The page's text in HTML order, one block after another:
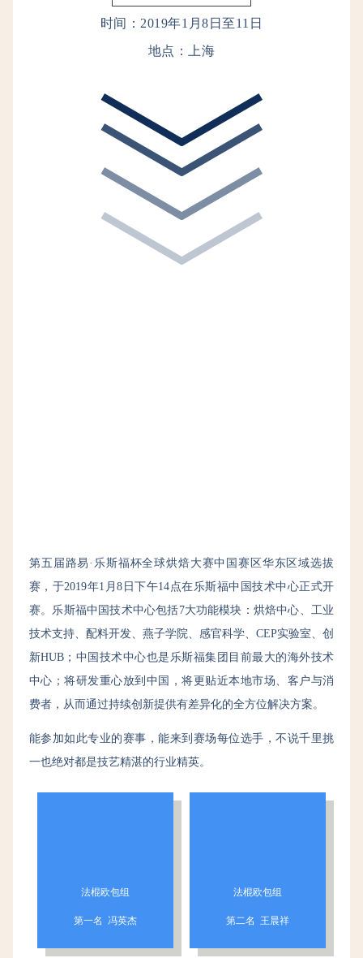
时间：2019年1月8日至11日
地点：上海
第五届路易·乐斯福杯全球烘焙大赛中国赛区华东区域选拔
赛，于2019年1月8日下午14点在乐斯福中国技术中心正式开
赛。乐斯福中国技术中心包括7大功能模块：烘焙中心、工业
技术支持、配料开发、燕子学院、感官科学、CEP实验室、创
新HUB；中国技术中心也是乐斯福集团目前最大的海外技术
中心；将研发重心放到中国，将更贴近本地市场、客户与消
费者，从而通过持续创新提供有差异化的全方位解决方案。
能参加如此专业的赛事，能来到赛场每位选手，不说千里挑
一也绝对都是技艺精湛的行业精英。
法棍欧包组
第一名 冯英杰
法棍欧包组
第二名 王晨祥